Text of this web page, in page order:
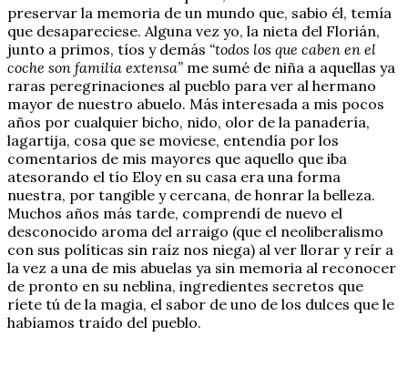
preservar la memoria de un mundo que, sabio él, temía
que desapareciese. Alguna vez yo, la nieta del Florián,
junto a primos, tíos y demás “todos los que caben en el
coche son familia extensa” me sumé de niña a aquellas ya
raras peregrinaciones al pueblo para ver al hermano
mayor de nuestro abuelo. Más interesada a mis pocos
años por cualquier bicho, nido, olor de la panadería,
lagartija, cosa que se moviese, entendía por los
comentarios de mis mayores que aquello que iba
atesorando el tío Eloy en su casa era una forma
nuestra, por tangible y cercana, de honrar la belleza.
Muchos años más tarde, comprendí de nuevo el
desconocido aroma del arraigo (que el neoliberalismo
con sus políticas sin raíz nos niega) al ver llorar y reír a
la vez a una de mis abuelas ya sin memoria al reconocer
de pronto en su neblina, ingredientes secretos que
ríete tú de la magia, el sabor de uno de los dulces que le
habíamos traído del pueblo.